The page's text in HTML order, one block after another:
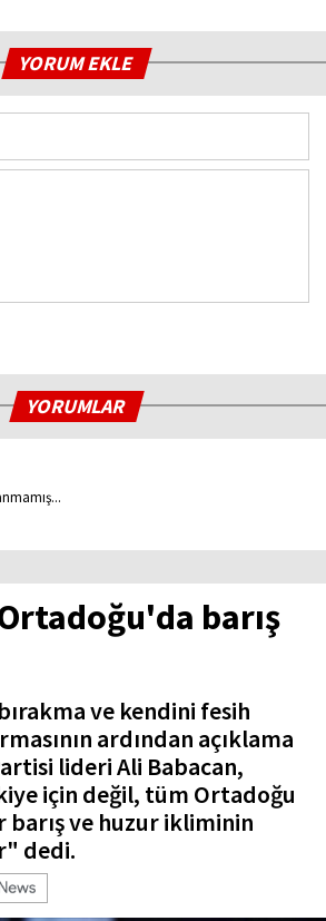
YORUM EKLE
YORUMLAR
barış
ve kendini fesih
ardından açıklama
lideri Ali Babacan,
için değil, tüm Ortadoğu
barış ve huzur ikliminin
dedi.